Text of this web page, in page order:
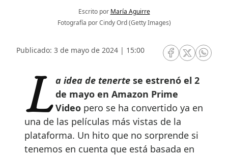
Escrito por María Aguirre
Fotografía por Cindy Ord (Getty Images)
Publicado: 3 de mayo de 2024 | 15:00
RRSS Facebook
RRSSRRSS
La idea de tenerte se estrenó el 2
de mayo en Amazon Prime
Video pero se ha convertido ya en
una de las películas más vistas de la
plataforma. Un hito que no sorprende si
tenemos en cuenta que está basada en